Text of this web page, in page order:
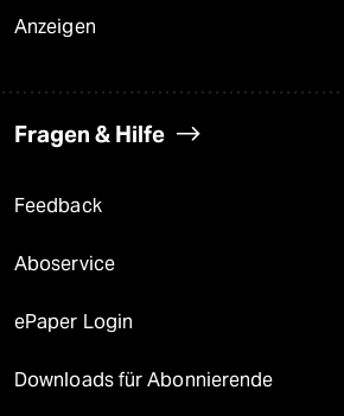
Anzeigen
Fragen & Hilfe
Feedback
Aboservice
ePaper Login
Downloads für Abonnierende